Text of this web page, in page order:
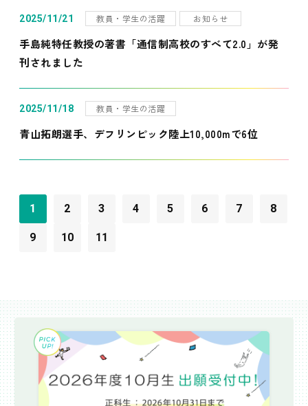
2025/11/21 教員・学生の活躍 お知らせ
手島純特任教授の著書「通信制高校のすべて2.0」が発
刊されました
2025/11/18 教員・学生の活躍
青山拓朗選手、デフリンピック陸上10,000mで6位
1 2 3 4 5 6 7 8
9 10 11